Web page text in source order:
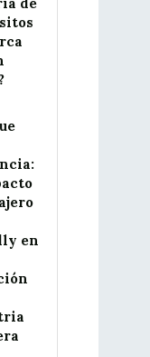
en